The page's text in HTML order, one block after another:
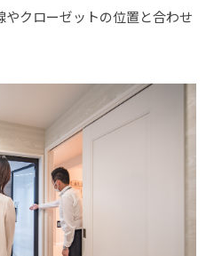
クローゼットの位置と合わせ